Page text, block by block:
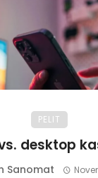
PELIT
desktop
Sanomat